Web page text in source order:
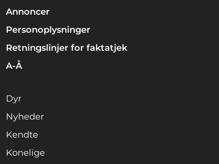
Annoncer
Personoplysninger
Retningslinjer for faktatjek
A-Å
Dyr
Nyheder
Kendte
Konelige